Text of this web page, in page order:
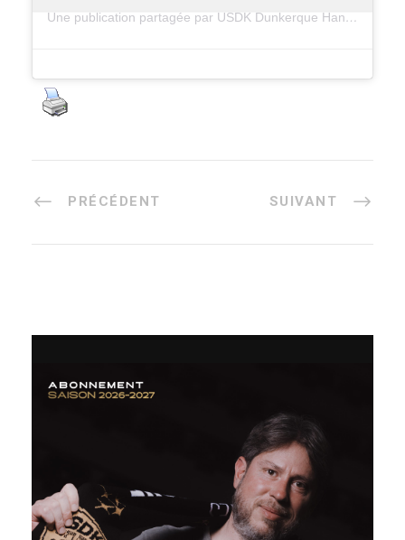
Une publication partagée par USDK Dunkerque Handball (@dunkerquehandballusdk)
PRÉCÉDENT SUIVANT